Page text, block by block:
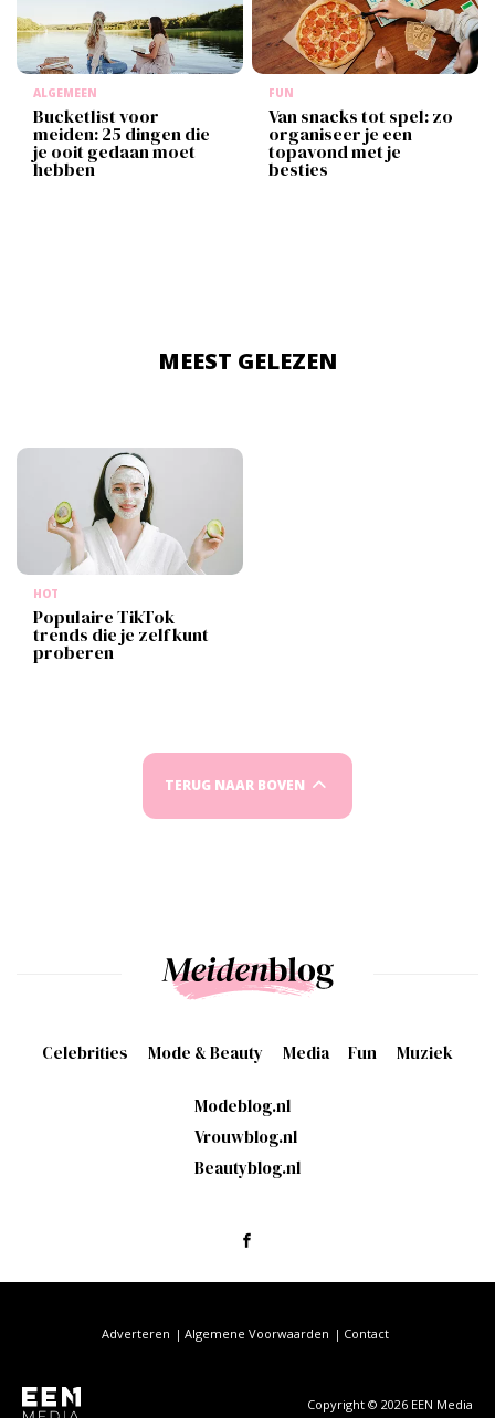
ALGEMEEN
Bucketlist voor
meiden: 25 dingen die
je ooit gedaan moet
hebben
FUN
Van snacks tot spel: zo
organiseer je een
topavond met je
besties
MEEST GELEZEN
HOT
Populaire TikTok
trends die je zelf kunt
proberen
TERUG NAAR BOVEN
Celebrities Mode & Beauty Media Fun Muziek
Modeblog.nl
Vrouwblog.nl
Beautyblog.nl
Copyright © 2026 EEN Media
Adverteren Algemene Voorwaarden Contact